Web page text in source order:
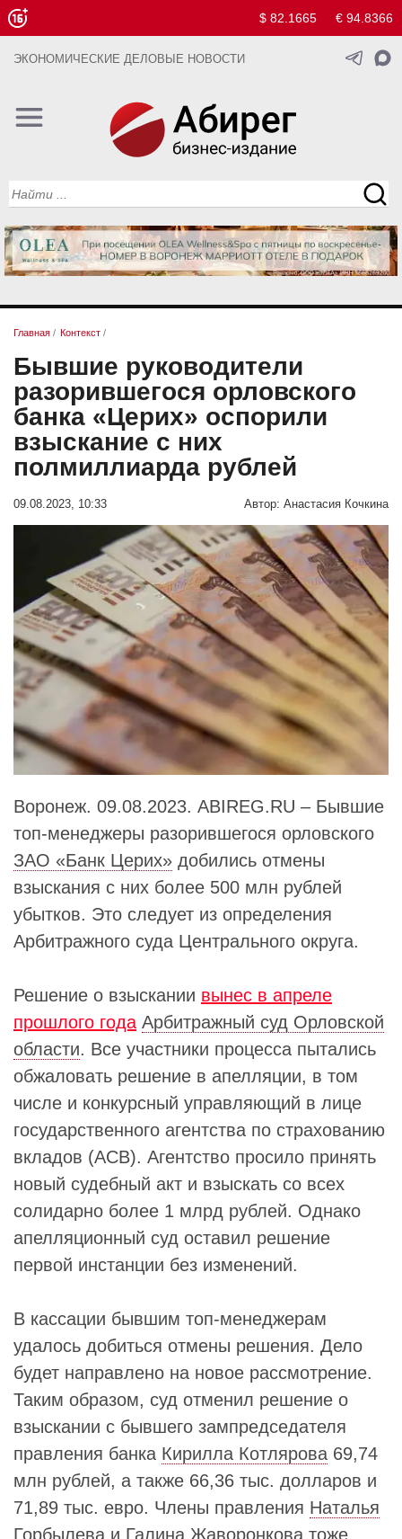
$ 82.1665 € 94.8366
ЭКОНОМИЧЕСКИЕ ДЕЛОВЫЕ НОВОСТИ
Главная / Контекст /
Бывшие руководители
разорившегося орловского
банка «Церих» оспорили
взыскание с них
полмиллиарда рублей
09.08.2023, 10:33 Автор: Анастасия Кочкина
Воронеж. 09.08.2023. ABIREG.RU – Бывшие
топ-менеджеры разорившегося орловского
ЗАО «Банк Церих» добились отмены
взыскания с них более 500 млн рублей
убытков. Это следует из определения
Арбитражного суда Центрального округа.
Решение о взыскании вынес в апреле
прошлого года Арбитражный суд Орловской
области. Все участники процесса пытались
обжаловать решение в апелляции, в том
числе и конкурсный управляющий в лице
государственного агентства по страхованию
вкладов (АСВ). Агентство просило принять
новый судебный акт и взыскать со всех
солидарно более 1 млрд рублей. Однако
апелляционный суд оставил решение
первой инстанции без изменений.
В кассации бывшим топ-менеджерам
удалось добиться отмены решения. Дело
будет направлено на новое рассмотрение.
Таким образом, суд отменил решение о
взыскании с бывшего зампредседателя
правления банка Кирилла Котлярова 69,74
млн рублей, а также 66,36 тыс. долларов и
71,89 тыс. евро. Члены правления Наталья
Горбылева и Галина Жаворонкова тоже